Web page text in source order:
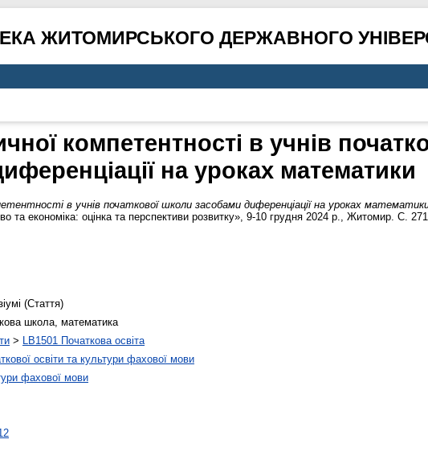
ЖИТОМИРСЬКОГО ДЕРЖАВНОГО
компетентності в учнів
на уроках математики
в учнів початкової школи засобами диференціації на уроках
та економіка: оцінка та перспективи розвитку», 9-10 грудня 2024 р., Житомир. С.
(Стаття)
школа, математика
> LB1501 Початкова освіта
освіти та культури фахової мови
фахової мови